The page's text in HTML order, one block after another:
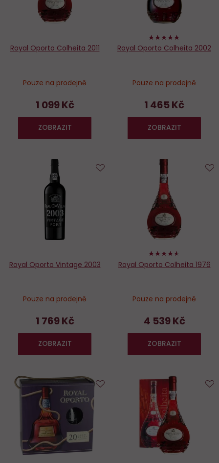
Royal Oporto Colheita 2011
Pouze na prodejně
1 099 Kč
ZOBRAZIT
100%
Royal Oporto Colheita 2002
Pouze na prodejně
1 465 Kč
ZOBRAZIT
Royal Oporto Vintage 2003
Pouze na prodejně
1 769 Kč
ZOBRAZIT
90%
Royal Oporto Colheita 1976
Pouze na prodejně
4 539 Kč
ZOBRAZIT
oblíbených